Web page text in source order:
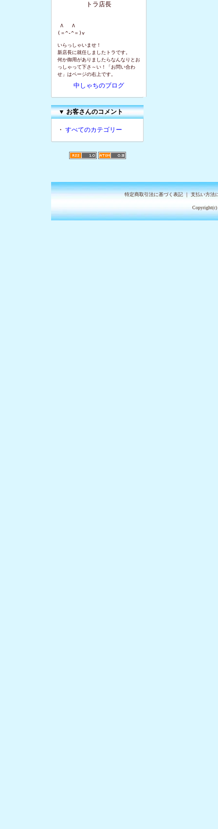
トラ店長
Λ   Λ
(＝^-^＝)v
いらっしゃいませ！
新店長に就任しましたトラです。
何か御用がありましたらなんなりとお
っしゃって下さ～い！「お問い合わ
せ」はページの右上です。
中しゃちのブログ
▼お客さんのコメント
・ すべてのカテゴリー
特定商取引法に基づく表記｜支払い方法